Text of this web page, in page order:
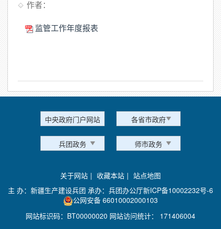
作者：
监管工作年度报表
中央政府门户网站 各省市政府
兵团政务 师市政务
关于网站 | 收藏本站 | 站点地图
主 办：新疆生产建设兵团 承办：兵团办公厅新ICP备10002232号-6
公网安备 66010002000103
网站标识码：BT00000020 网站访问统计： 171406004